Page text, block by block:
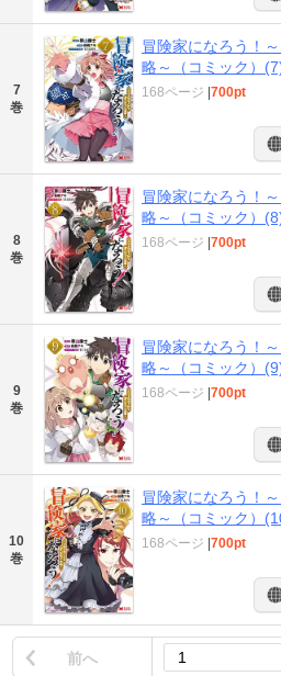
7
巻
冒険家になろう！
略～（コミック）
168ページ 700pt
8
巻
冒険家になろう！
略～（コミック）
168ページ 700pt
9
巻
冒険家になろう！
略～（コミック）
168ページ 700pt
10
巻
冒険家になろう！
略～（コミック）
168ページ 700pt
前へ